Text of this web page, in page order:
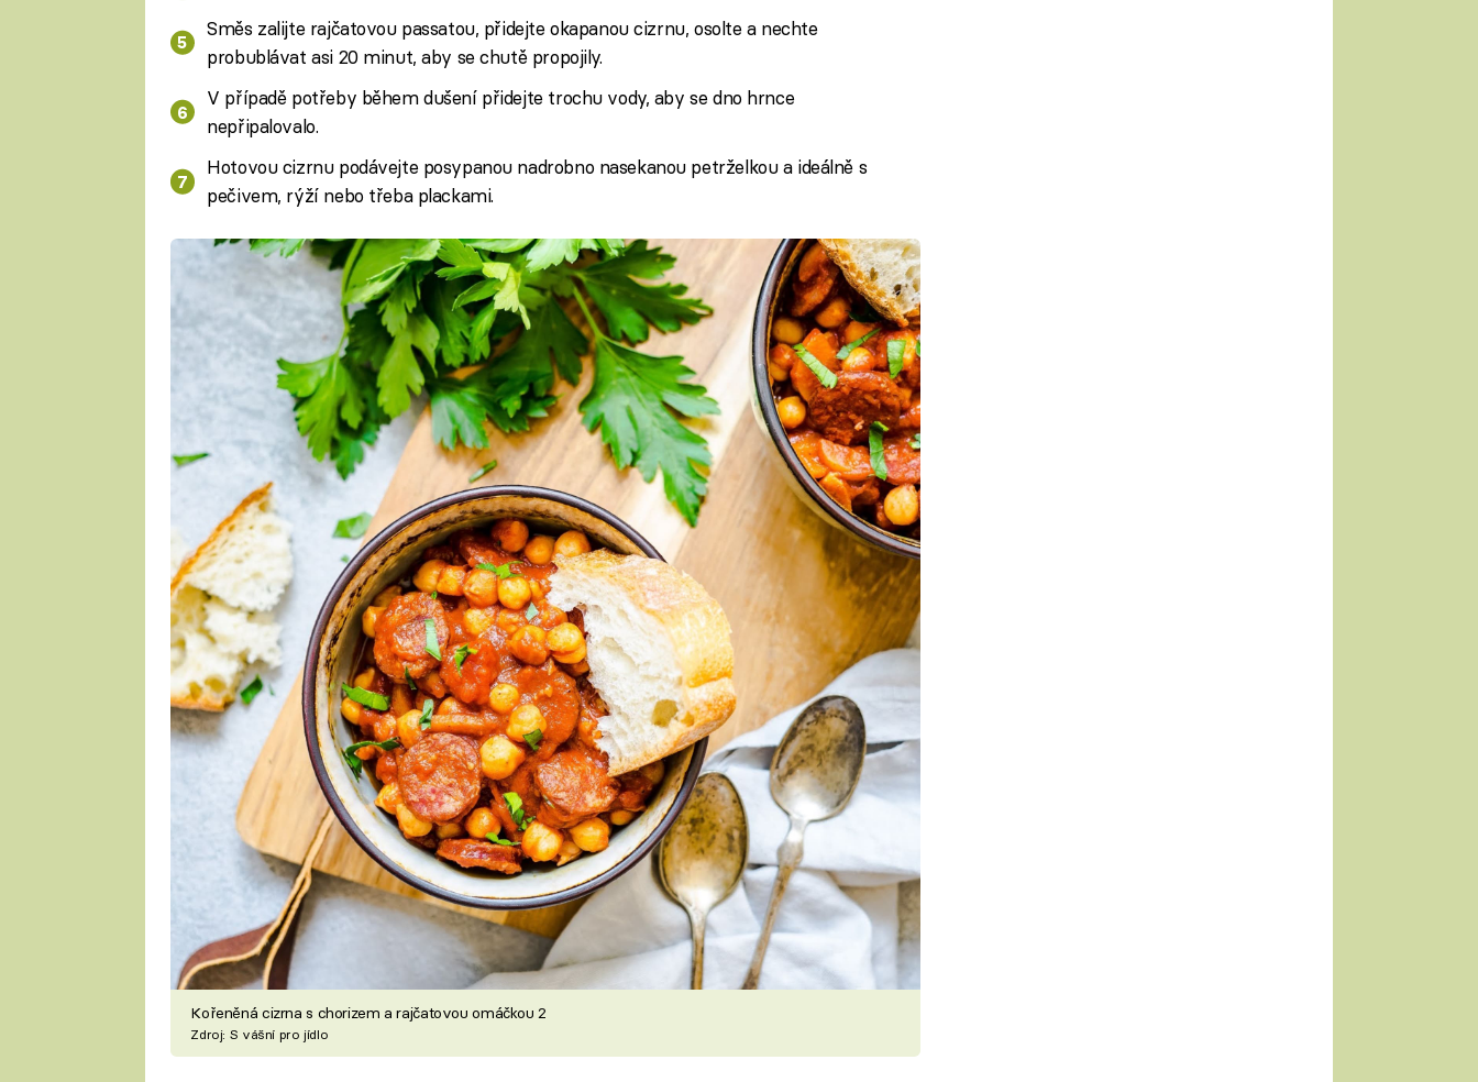
Směs zalijte rajčatovou passatou, přidejte okapanou cizrnu, osolte a nechte
probublávat asi 20 minut, aby se chutě propojily.
V případě potřeby během dušení přidejte trochu vody, aby se dno hrnce
nepřipalovalo.
Hotovou cizrnu podávejte posypanou nadrobno nasekanou petrželkou a ideálně s
pečivem, rýží nebo třeba plackami.
Kořeněná cizrna s chorizem a rajčatovou omáčkou 2
Zdroj: S vášní pro jídlo